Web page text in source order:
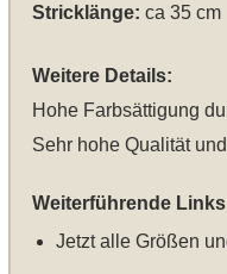
Stricklänge: ca 35 cm
Weitere Details:
Hohe Farbsättigung
Sehr hohe Qualität
Weiterführende Links
Jetzt alle Größen